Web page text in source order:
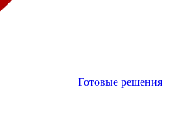
Готовые решения